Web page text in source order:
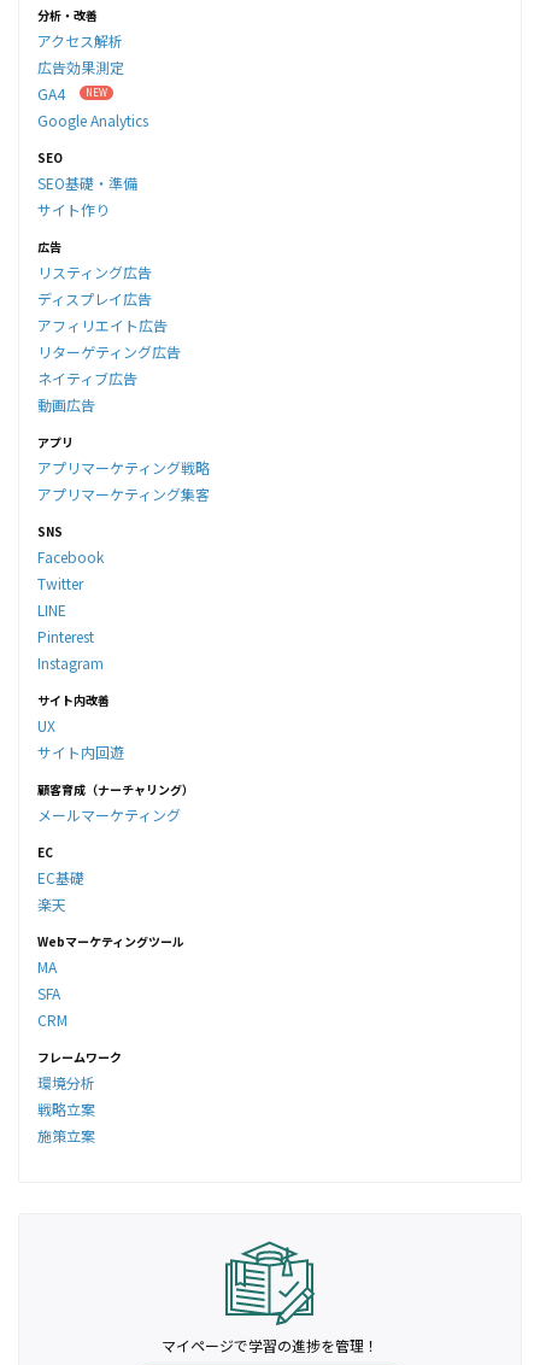
分析・改善
アクセス解析
広告効果測定
GA4
Google Analytics
SEO
SEO基礎・準備
サイト作り
広告
リスティング広告
ディスプレイ広告
アフィリエイト広告
リターゲティング広告
ネイティブ広告
動画広告
アプリ
アプリマーケティング戦略
アプリマーケティング集客
SNS
Facebook
Twitter
LINE
Pinterest
Instagram
サイト内改善
UX
サイト内回遊
顧客育成（ナーチャリング）
メールマーケティング
EC
EC基礎
楽天
Webマーケティングツール
MA
SFA
CRM
フレームワーク
環境分析
戦略立案
施策立案
マイページで学習の進捗を管理！